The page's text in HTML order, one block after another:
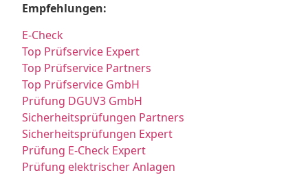
Empfehlungen:
E-Check
Top Prüfservice Expert
Top Prüfservice Partners
Top Prüfservice GmbH
Prüfung DGUV3 GmbH
Sicherheitsprüfungen Partners
Sicherheitsprüfungen Expert
Prüfung E-Check Expert
Prüfung elektrischer Anlagen